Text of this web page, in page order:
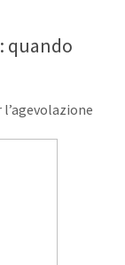
quando